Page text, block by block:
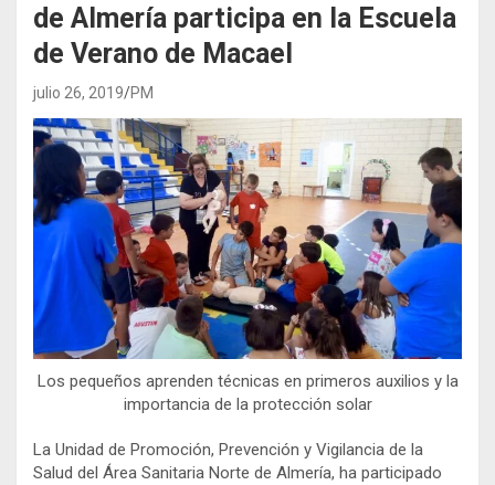
de Almería participa en la Escuela
de Verano de Macael
julio 26, 2019 PM
Los pequeños aprenden técnicas en primeros auxilios y la
importancia de la protección solar
La Unidad de Promoción, Prevención y Vigilancia de la
Salud del Área Sanitaria Norte de Almería, ha participado